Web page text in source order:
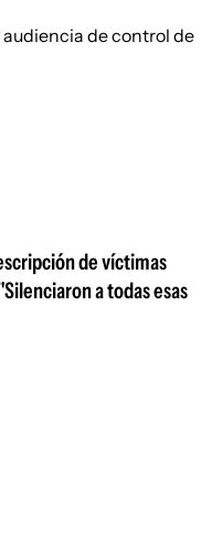
de víctimas
a todas esas